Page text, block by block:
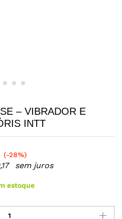
– VIBRADOR E
INTT
(-28%)
sem juros
estoque